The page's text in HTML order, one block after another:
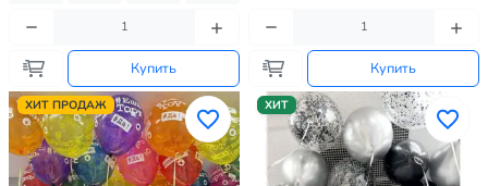
Купить Купить
ХИТ ПРОДАЖ ХИТ